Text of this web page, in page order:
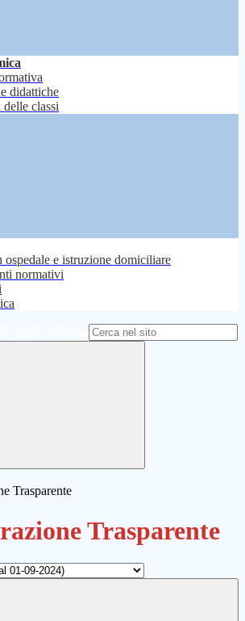
didattiche
classi
ospedale e istruzione domiciliare
normativi
Trasparente
Trasparente